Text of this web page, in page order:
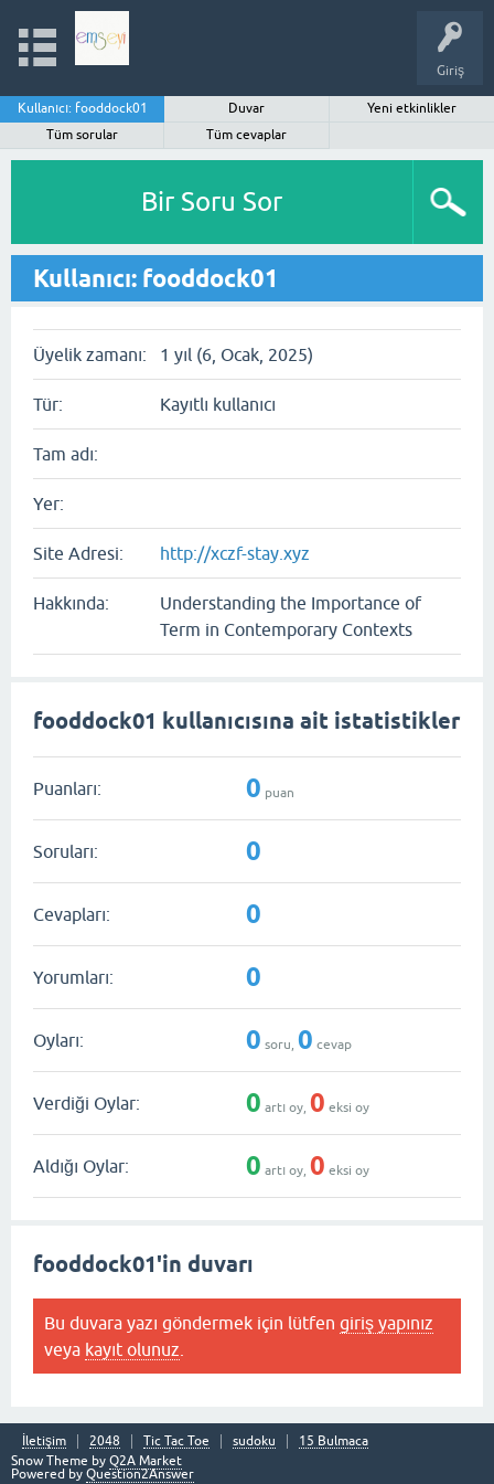
Giriş
Kullanıcı: fooddock01 Duvar
Yeni etkinlikler
Tüm sorular
Tüm cevaplar
Bir Soru Sor
Kullanıcı: fooddock01
Üyelik zamanı: 1 yıl (6, Ocak, 2025)
Tür: Kayıtlı kullanıcı
Tam adı:
Yer:
Site Adresi: http://xczf-stay.xyz
Hakkında:
Understanding the Importance of
Term in Contemporary Contexts
fooddock01 kullanıcısına ait istatistikler
Puanları: 0 puan
Soruları: 0
Cevapları: 0
Yorumları: 0
Oyları: 0 soru, 0 cevap
Verdiği Oylar: 0 artı oy, 0 eksi oy
Aldığı Oylar: 0 artı oy, 0 eksi oy
fooddock01'in duvarı
Bu duvara yazı göndermek için lütfen giriş yapınız
veya kayıt olunuz
İletişim 2048 Tic Tac Toe sudoku
15 Bulmaca
Snow Theme by Q2A Market
Powered by Question2Answer